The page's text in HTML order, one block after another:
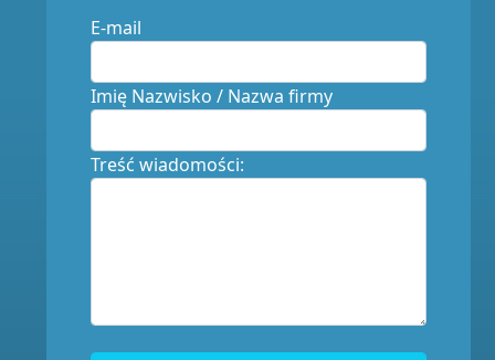
E-mail
Imię Nazwisko / Nazwa firmy
Treść wiadomości: